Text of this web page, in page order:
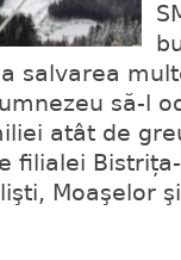
salvarea
să-l
atât de
filialei
Moaşelor